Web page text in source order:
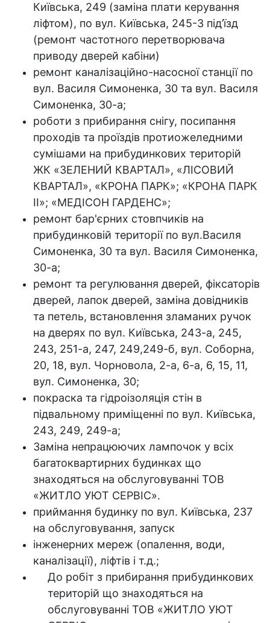
Київська, 249 (заміна плати керування
ліфтом), по вул. Київська, 245-3 під’їзд
(ремонт частотного перетворювача
приводу дверей кабіни)
ремонт каналізаційно-насосної станції по
вул. Василя Симоненка, 30 та вул. Василя
Симоненка, 30-а;
роботи з прибирання снігу, посипання
проходів та проїздів протиожеледними
сумішами на прибудинкових територій
ЖК «ЗЕЛЕНИЙ КВАРТАЛ», «ЛІСОВИЙ
КВАРТАЛ», «КРОНА ПАРК»; «КРОНА ПАРК
ІІ»; «МЕДІСОН ГАРДЕНС»;
ремонт бар'єрних стовпчиків на
прибудинковій території по вул.Василя
Симоненка, 30 та вул. Василя Симоненка,
30-а;
ремонт та регулювання дверей, фіксаторів
дверей, лапок дверей, заміна довідників
та петель, встановлення зламаних ручок
на дверях по вул. Київська, 243-а, 245,
243, 251-а, 247, 249,249-б, вул. Соборна,
20, 18, вул. Чорновола, 2-а, 6-а, 6, 15, 11,
вул. Симоненка, 30;
покраска та гідроізоляція стін в
підвальному приміщенні по вул. Київська,
243, 249, 249-а;
Заміна непрацюючих лампочок у всіх
багатоквартирних будинках що
знаходяться на обслуговуванні ТОВ
«ЖИТЛО УЮТ СЕРВІС».
приймання будинку по вул. Київська, 237
на обслуговування, запуск
інженерних мереж (опалення, води,
каналізації), ліфтів і т.д.;
До робіт з прибирання прибудинкових
територій що знаходяться на
обслуговуванні ТОВ «ЖИТЛО УЮТ